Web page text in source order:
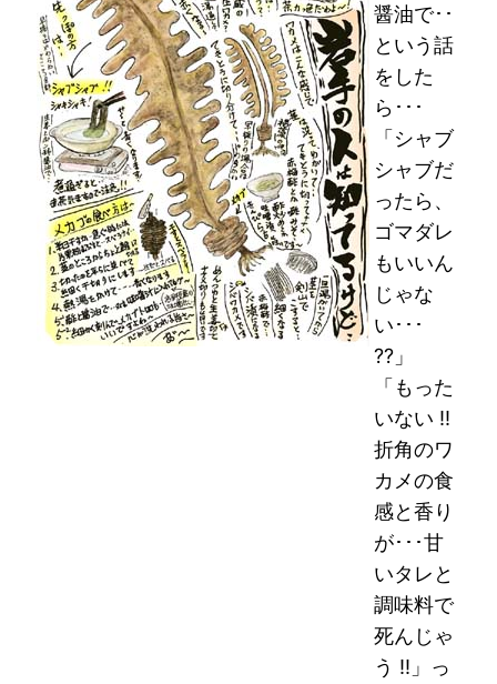
醤油で･･
という話
をした
ら･･･
「シャブ
シャブだ
ったら、
ゴマダレ
もいいん
じゃな
い･･･
??」
「もった
いない !!
折角のワ
カメの食
感と香り
が･･･甘
いタレと
調味料で
死んじゃ
う !!」っ